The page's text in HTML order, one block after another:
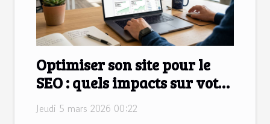
Optimiser son site pour le
SEO : quels impacts sur votre
visibilité en ligne ?
Jeudi 5 mars 2026 00:22